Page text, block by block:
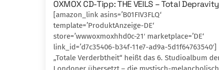
OXMOX CD-Tipp: THE VEILS – Total Depravity
[amazon_link asins=’B01FIV3FLQ‘
template=’ProduktAnzeige-DE‘
store=’wwwoxmoxhhd0c-21′ marketplace=’DE‘
link_id=’d7c35406-b34f-11e7-ad9a-5d1f64763540′]
„Totale Verderbtheit“ heißt das 6. Studioal­bum